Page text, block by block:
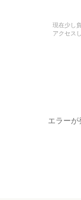
現在少し
アクセス
エラー